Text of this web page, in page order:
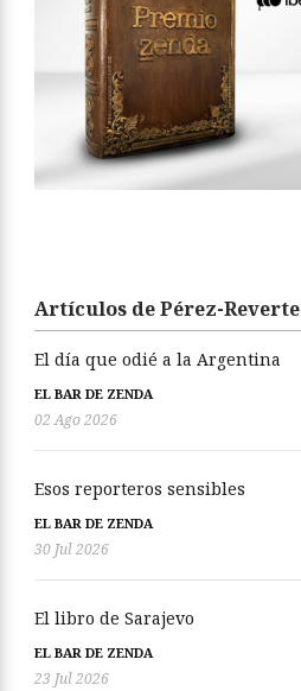
Artículos de Pérez-Reverte
El día que odié a la Argentina
EL BAR DE ZENDA
02 Ago 2026
Esos reporteros sensibles
EL BAR DE ZENDA
30 Jul 2026
El libro de Sarajevo
EL BAR DE ZENDA
23 Jul 2026